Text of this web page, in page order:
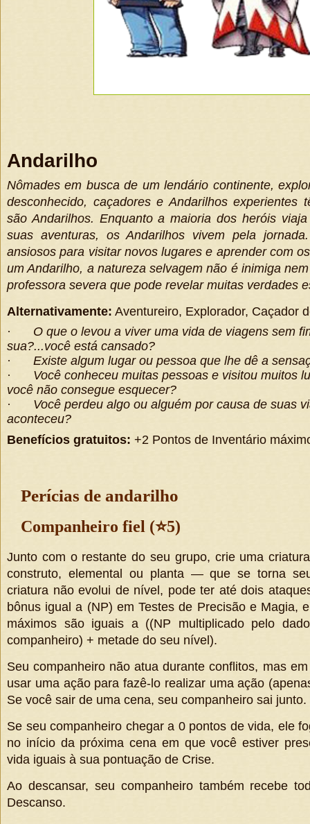
Andarilho
Nômades em busca de um lendário continente,
desconhecido, caçadores e Andarilhos experientes
são Andarilhos. Enquanto a maioria dos heróis
suas aventuras, os Andarilhos vivem pela
ansiosos para visitar novos lugares e aprender com
um Andarilho, a natureza selvagem não é inimiga
professora severa que pode revelar muitas verdades
Alternativamente: Aventureiro, Explorador, Caçador
·
O que o levou a viver uma vida de viagens sem
sua?...você está cansado?
·
Existe algum lugar ou pessoa que lhe dê a
·
Você conheceu muitas pessoas e visitou muitos
você não consegue esquecer?
·
Você perdeu algo ou alguém por causa de suas
aconteceu?
Benefícios gratuitos: +2 Pontos de Inventário
Perícias de andarilho
Companheiro fiel (⭐5)
Junto com o restante do seu grupo, crie uma
construto, elemental ou planta — que se torna
criatura não evolui de nível, pode ter até dois
bônus igual a (NP) em Testes de Precisão e Magia,
máximos são iguais a((NP multiplicado pelo
companheiro) + metade do seu nível ).
Seu companheiro não atua durante conflitos, mas
usar uma ação para fazê-lo realizar uma ação
Se você sair de uma cena, seu companheiro sai junto.
Se seu companheiro chegar a 0 pontos de vida, ele
no início da próxima cena em que você estiver
vida iguais à sua pontuação de Crise.
Ao descansar, seu companheiro também recebe
Descanso.